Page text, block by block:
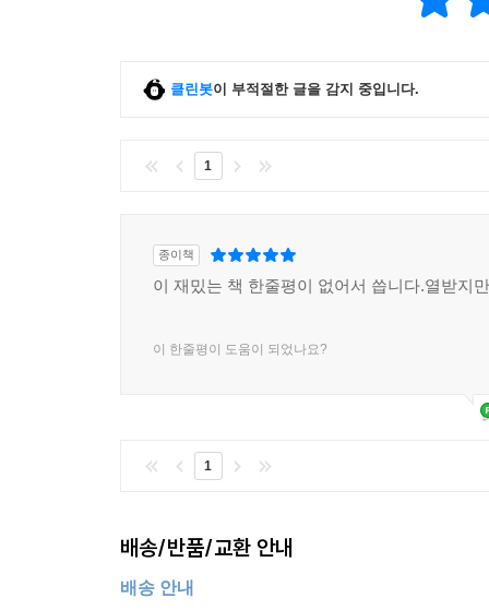
클린봇이 부적절한 글을 감지 중입니다.
1
종이책
이 재밌는 책 한줄평이 없어서 씁니다.열받지
이 한줄평이 도움이 되었나요?
1
배송/반품/교환 안내
배송 안내